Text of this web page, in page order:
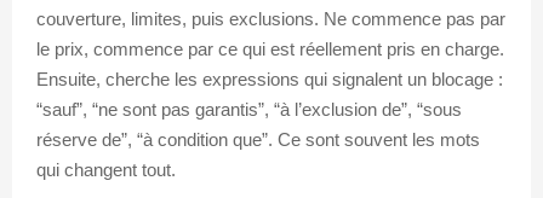
couverture, limites, puis exclusions. Ne commence pas par
le prix, commence par ce qui est réellement pris en charge.
Ensuite, cherche les expressions qui signalent un blocage :
“sauf”, “ne sont pas garantis”, “à l’exclusion de”, “sous
réserve de”, “à condition que”. Ce sont souvent les mots
qui changent tout.